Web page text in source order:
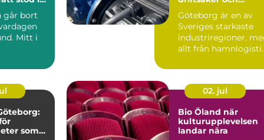
går bort
Mitt i
Göteborg är en av
Sveriges starkaste
industriregioner,
allt från
som
02. jul
Bio Öland när
kulturupplevelsen
landar nära